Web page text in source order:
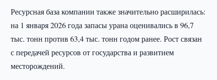
Ресурсная база компании также значительно расширилась:
на 1 января 2026 года запасы урана оценивались в 96,7
тыс. тонн против 63,4 тыс. тонн годом ранее. Рост связан
с передачей ресурсов от государства и развитием
месторождений.